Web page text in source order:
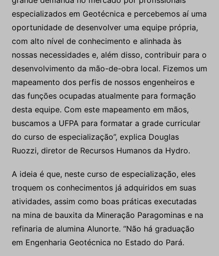
em projetos, operação, manutenção e segurança na
manutenção de barragens e outros sistemas de
disposição de rejeitos e resíduos sólidos. “Há uma
grande demanda no mercado por profissionais
especializados em Geotécnica e percebemos aí uma
com alto nível de conhecimento e alinhada às
nossas necessidades e, além disso, contribuir para o
desenvolvimento da mão-de-obra local. Fizemos um
mapeamento dos perfis de nossos engenheiros e
das funções ocupadas atualmente para formação
desta equipe. Com este mapeamento em mãos,
buscamos a UFPA para formatar a grade curricular
do curso de especialização”, explica Douglas
Ruozzi, diretor de Recursos Humanos da Hydro.
A ideia é que, neste curso de especialização, eles
troquem os conhecimentos já adquiridos em suas
atividades, assim como boas práticas executadas